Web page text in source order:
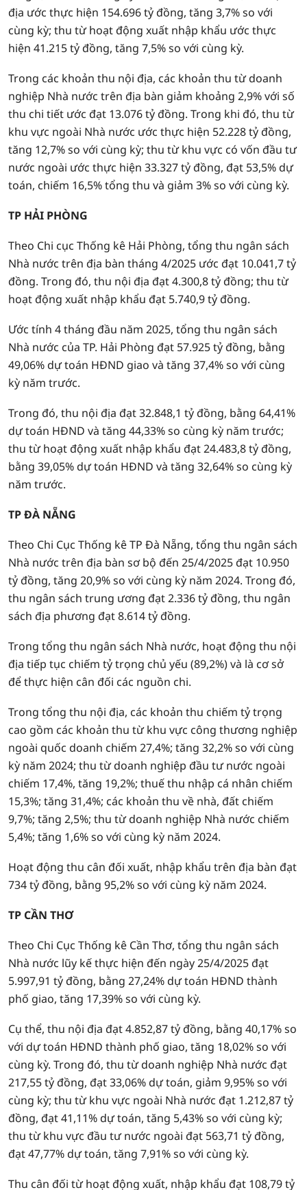
địa ước thực hiện 154.696 tỷ đồng, tăng 3,7% so với
cùng kỳ; thu từ hoạt động xuất nhập khẩu ước thực
hiện 41.215 tỷ đồng, tăng 7,5% so với cùng kỳ.
Trong các khoản thu nội địa, các khoản thu từ doanh
nghiệp Nhà nước trên địa bàn giảm khoảng 2,9% với số
thu chi tiết ước đạt 13.076 tỷ đồng. Trong khi đó, thu từ
khu vực ngoài Nhà nước ước thực hiện 52.228 tỷ đồng,
tăng 12,7% so với cùng kỳ; thu từ khu vực có vốn đầu tư
nước ngoài ước thực hiện 33.327 tỷ đồng, đạt 53,5% dự
toán, chiếm 16,5% tổng thu và giảm 3% so với cùng kỳ.
TP HẢI PHÒNG
Theo Chi cục Thống kê Hải Phòng, tổng thu ngân sách
Nhà nước trên địa bàn tháng 4/2025 ước đạt 10.041,7 tỷ
đồng. Trong đó, thu nội địa đạt 4.300,8 tỷ đồng; thu từ
hoạt động xuất nhập khẩu đạt 5.740,9 tỷ đồng.
Ước tính 4 tháng đầu năm 2025, tổng thu ngân sách
Nhà nước của TP. Hải Phòng đạt 57.925 tỷ đồng, bằng
49,06% dự toán HĐND giao và tăng 37,4% so với cùng
kỳ năm trước.
Trong đó, thu nội địa đạt 32.848,1 tỷ đồng, bằng 64,41%
dự toán HĐND và tăng 44,33% so cùng kỳ năm trước;
thu từ hoạt động xuất nhập khẩu đạt 24.483,8 tỷ đồng,
bằng 39,05% dự toán HĐND và tăng 32,64% so cùng kỳ
năm trước.
TP ĐÀ NẴNG
Theo Chi Cục Thống kê TP Đà Nẵng, tổng thu ngân sách
Nhà nước trên địa bàn sơ bộ đến 25/4/2025 đạt 10.950
tỷ đồng, tăng 20,9% so với cùng kỳ năm 2024. Trong đó,
thu ngân sách trung ương đạt 2.336 tỷ đồng, thu ngân
sách địa phương đạt 8.614 tỷ đồng.
Trong tổng thu ngân sách Nhà nước, hoạt động thu nội
địa tiếp tục chiếm tỷ trọng chủ yếu (89,2%) và là cơ sở
để thực hiện cân đối các nguồn chi.
Trong tổng thu nội địa, các khoản thu chiếm tỷ trọng
cao gồm các khoản thu từ khu vực công thương nghiệp
ngoài quốc doanh chiếm 27,4%; tăng 32,2% so với cùng
kỳ năm 2024; thu từ doanh nghiệp đầu tư nước ngoài
chiếm 17,4%, tăng 19,2%; thuế thu nhập cá nhân chiếm
15,3%; tăng 31,4%; các khoản thu về nhà, đất chiếm
9,7%; tăng 2,5%; thu từ doanh nghiệp Nhà nước chiếm
5,4%; tăng 1,6% so với cùng kỳ năm 2024.
Hoạt động thu cân đối xuất, nhập khẩu trên địa bàn đạt
734 tỷ đồng, bằng 95,2% so với cùng kỳ năm 2024.
TP CẦN THƠ
Theo Chi Cục Thống kê Cần Thơ, tổng thu ngân sách
Nhà nước lũy kế thực hiện đến ngày 25/4/2025 đạt
5.997,91 tỷ đồng, bằng 27,24% dự toán HĐND thành
phố giao, tăng 17,39% so với cùng kỳ.
Cụ thể, thu nội địa đạt 4.852,87 tỷ đồng, bằng 40,17% so
với dự toán HĐND thành phố giao, tăng 18,02% so với
cùng kỳ. Trong đó, thu từ doanh nghiệp Nhà nước đạt
217,55 tỷ đồng, đạt 33,06% dự toán, giảm 9,95% so với
cùng kỳ; thu từ khu vực ngoài Nhà nước đạt 1.212,87 tỷ
đồng, đạt 41,11% dự toán, tăng 5,43% so với cùng kỳ;
thu từ khu vực đầu tư nước ngoài đạt 563,71 tỷ đồng,
đạt 47,77% dự toán, tăng 7,91% so với cùng kỳ.
Thu cân đối từ hoạt động xuất, nhập khẩu đạt 108,79 tỷ